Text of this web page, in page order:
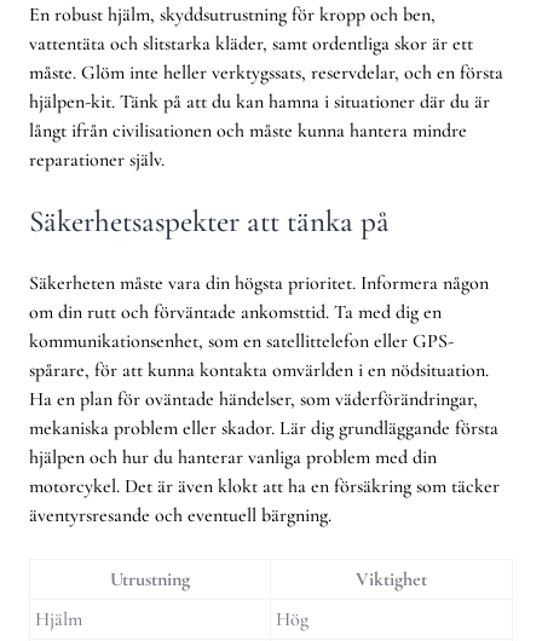
En robust hjälm, skyddsutrustning för kropp och ben,
vattentäta och slitstarka kläder, samt ordentliga skor är ett
måste. Glöm inte heller verktygssats, reservdelar, och en första
hjälpen-kit. Tänk på att du kan hamna i situationer där du är
långt ifrån civilisationen och måste kunna hantera mindre
reparationer själv.
Säkerhetsaspekter att tänka på
Säkerheten måste vara din högsta prioritet. Informera någon
om din rutt och förväntade ankomsttid. Ta med dig en
kommunikationsenhet, som en satellittelefon eller GPS-
spårare, för att kunna kontakta omvärlden i en nödsituation.
Ha en plan för oväntade händelser, som väderförändringar,
mekaniska problem eller skador. Lär dig grundläggande första
hjälpen och hur du hanterar vanliga problem med din
motorcykel. Det är även klokt att ha en försäkring som täcker
äventyrsresande och eventuell bärgning.
Utrustning
Viktighet
Hjälm
Hög